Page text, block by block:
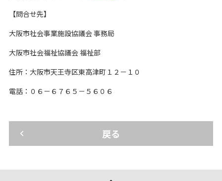
【問合せ先】
大阪市社会事業施設協議会 事務局
大阪市社会福祉協議会 福祉部
住所：大阪市天王寺区東高津町１２－１０
電話：０６－６７６５－５６０６
戻る